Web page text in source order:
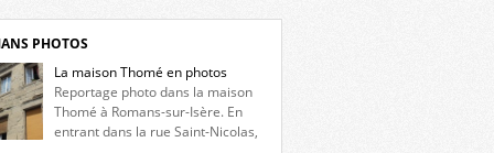
lettre. Liste des romanais […]
PHOTOS
La maison Thomé en photos
Reportage photo dans la maison
Thomé à Romans-sur-Isère. En
entrant dans la rue Saint-Nicolas,